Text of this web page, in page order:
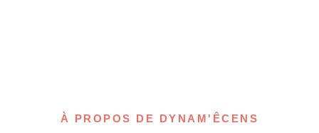
À PROPOS DE DYNAM'ÊCENS